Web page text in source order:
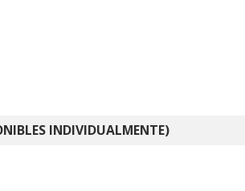
INDIVIDUALMENTE)